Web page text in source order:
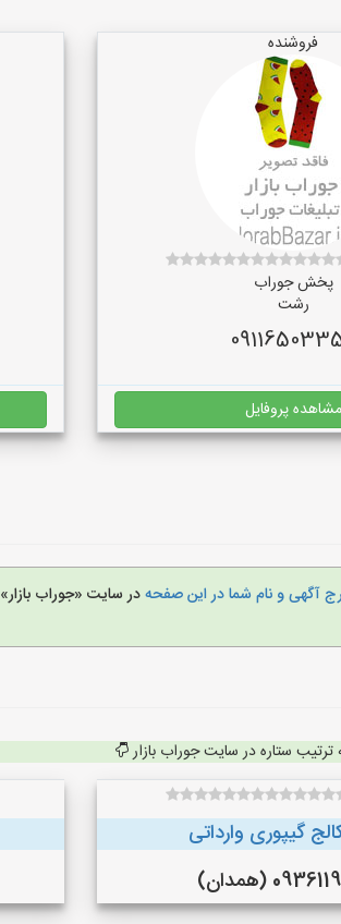
فروشنده
پخش جوراب
رشت
مشاهده پروفایل
آگهی و نام شما در این صفحهدر سایت «جوراب بازار»
ترتیب ستاره در سایت جوراب بازار
گیپوری وارداتی
(همدان)